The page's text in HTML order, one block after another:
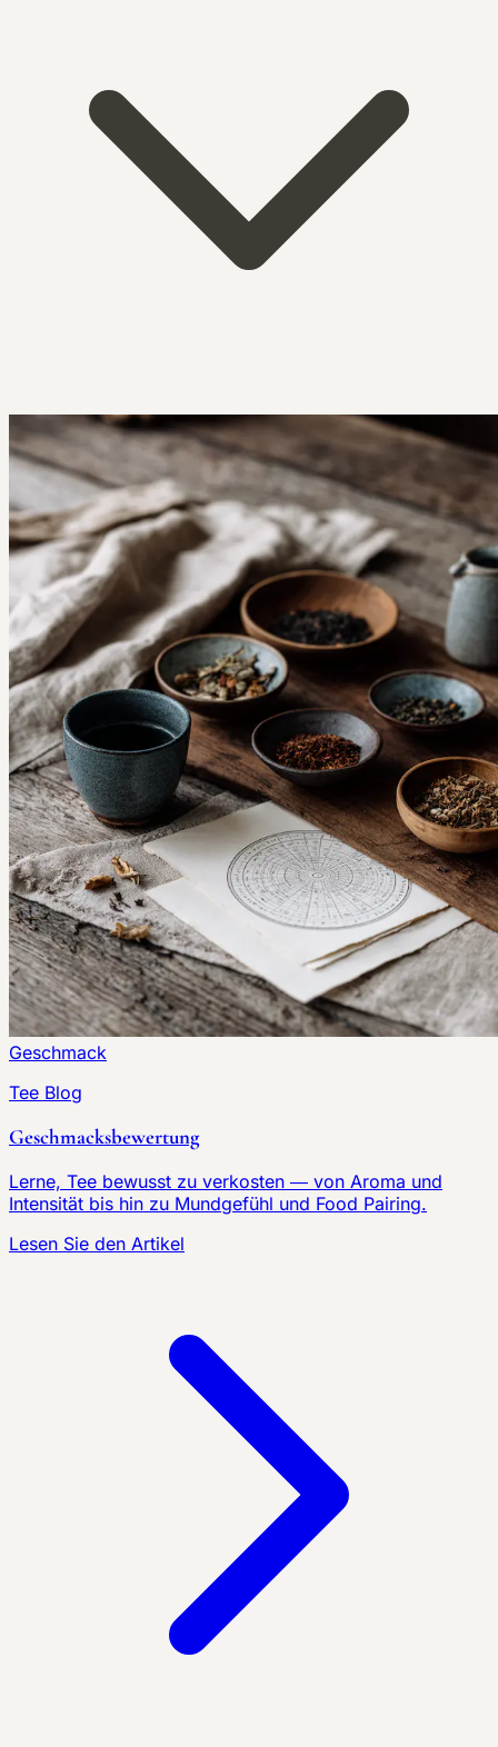
Geschmack
Tee Blog
Geschmacksbewertung
Lerne, Tee bewusst zu verkosten — von Aroma und
Intensität bis hin zu Mundgefühl und Food Pairing.
Lesen Sie den Artikel